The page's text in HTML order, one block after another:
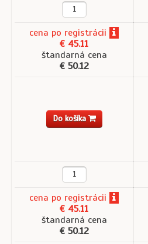
cena po registrácii
€ 45.11
štandarná cena
€ 50.12
Do košíka
cena po registrácii
€ 45.11
štandarná cena
€ 50.12